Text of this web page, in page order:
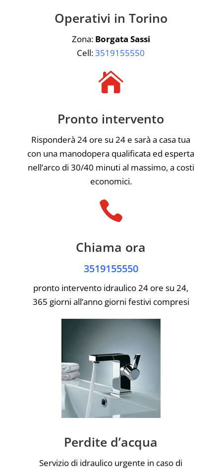
Operativi in Torino
Zona: Borgata Sassi
Cell:3519155550

Pronto intervento
Risponderà 24 ore su 24 e sarà a casa tua
con una manodopera qualificata ed esperta
nell’arco di 30/40 minuti al massimo, a costi
economici.

Chiama ora
3519155550
pronto intervento idraulico 24 ore su 24,
365 giorni all’anno giorni festivi compresi
Perdite d’acqua
Servizio di idraulico urgente in caso di